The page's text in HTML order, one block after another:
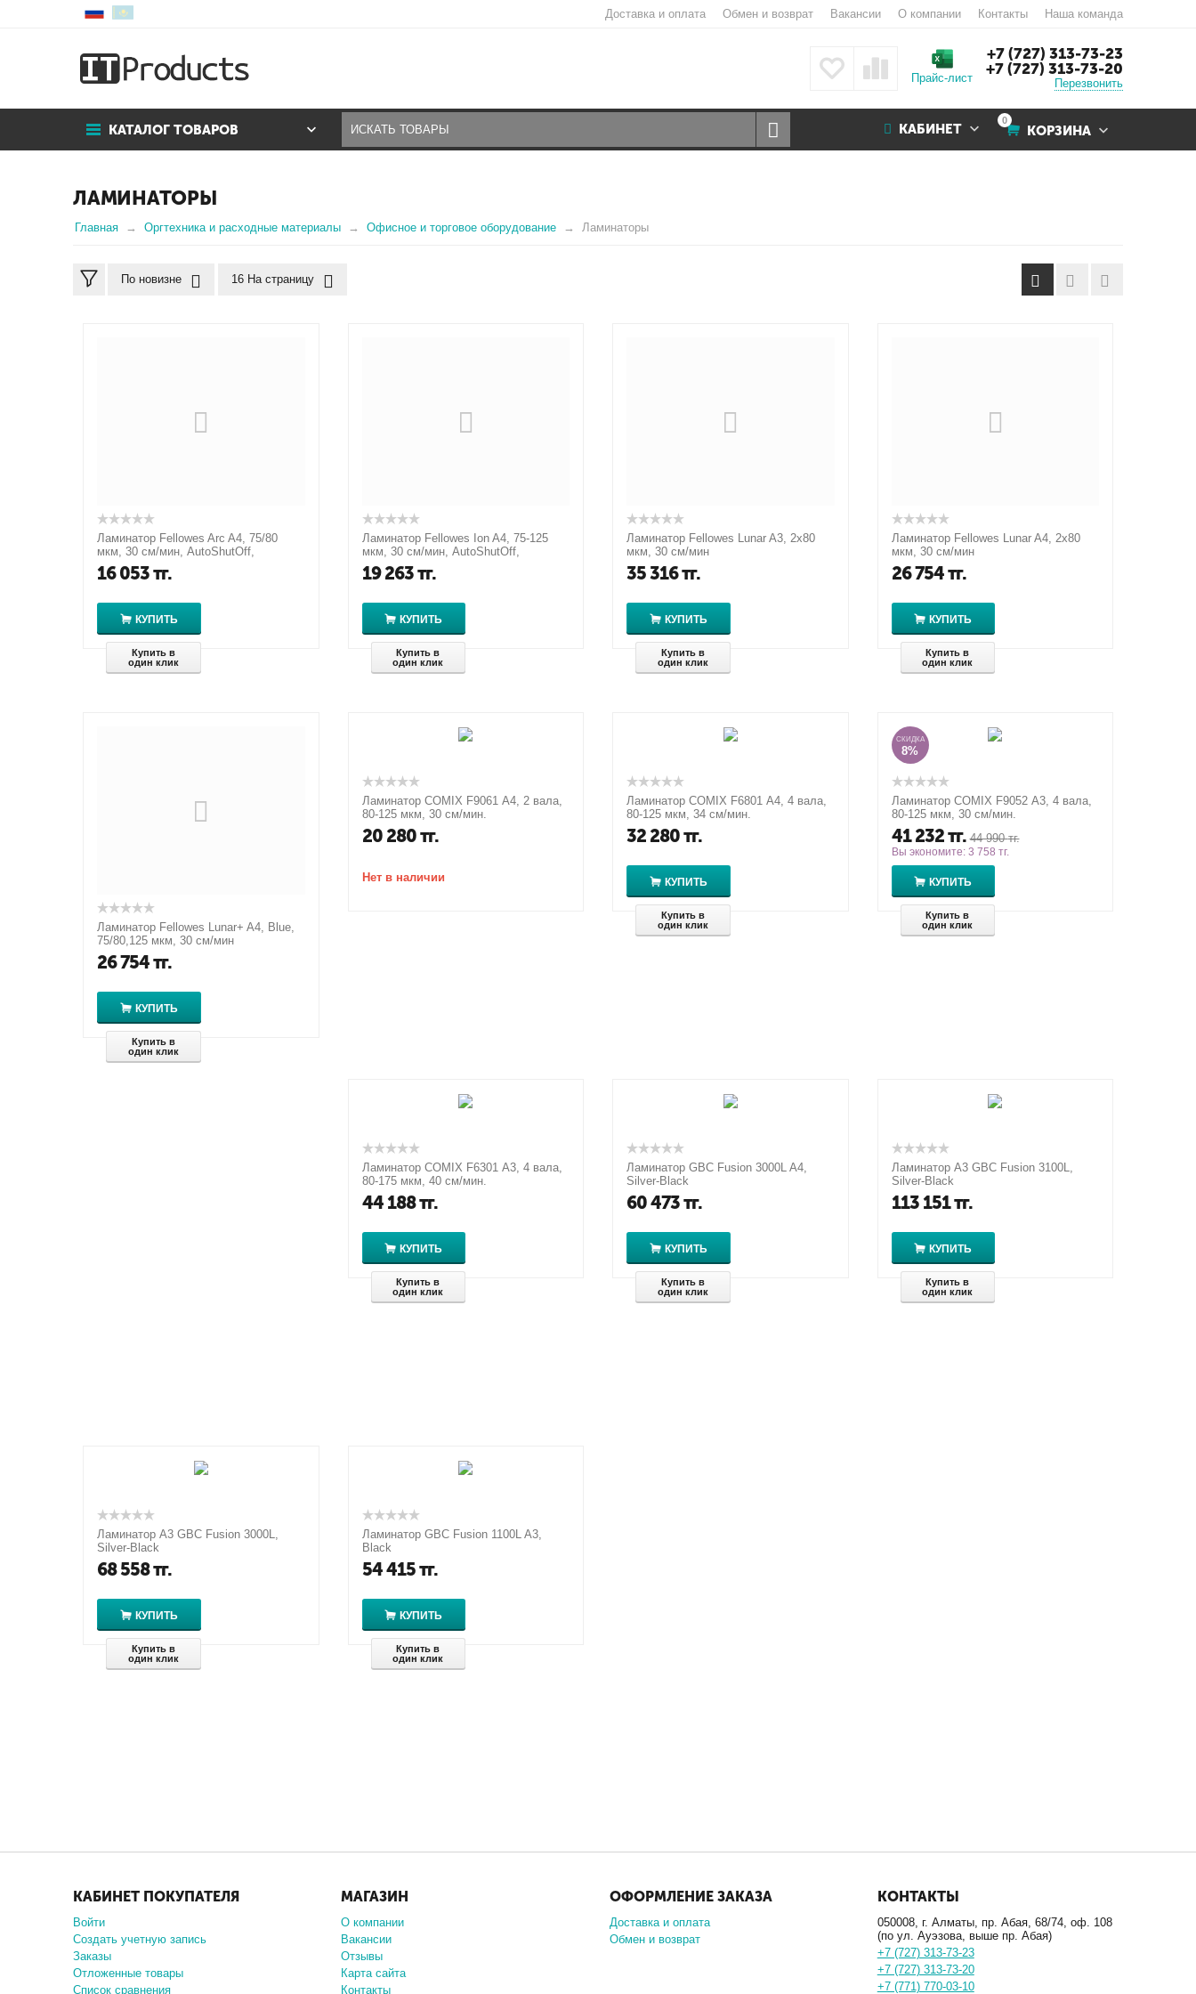
Доставка и оплата Обмен и возврат Вакансии О компании Контакты Наша команда
+7 (727) 313-73-23
+7 (727) 313-73-20
Перезвонить
Прайс-лист
КАТАЛОГ ТОВАРОВ
0
КОРЗИНА
КАБИНЕТ
ЛАМИНАТОРЫ
Главная Оргтехника и расходные материалы Офисное и торговое оборудование Ламинаторы
По новизне 16 На страницу
Ламинатор Fellowes Arc A4, 75/80
мкм, 30 см/мин, AutoShutOff,
механизм освобожд., старт.набор
пленок
16 053тг.
КУПИТЬ
Купить в
один клик
Ламинатор Fellowes Ion A4, 75-125
мкм, 30 см/мин, AutoShutOff,
механизм освобождения, стар
19 263тг.
КУПИТЬ
Купить в
один клик
Ламинатор Fellowes Lunar A3, 2х80
мкм, 30 см/мин
35 316тг.
КУПИТЬ
Купить в
один клик
Ламинатор Fellowes Lunar A4, 2х80
мкм, 30 см/мин
26 754тг.
КУПИТЬ
Купить в
один клик
Ламинатор Fellowes Lunar+ A4, Blue,
75/80,125 мкм, 30 см/мин
26 754тг.
КУПИТЬ
Купить в
один клик
Ламинатор COMIX F9061 А4, 2 вала,
80-125 мкм, 30 см/мин.
20 280тг.
Нет в наличии
Ламинатор COMIX F6801 А4, 4 вала,
80-125 мкм, 34 см/мин.
32 280тг.
КУПИТЬ
Купить в
один клик
СКИДКА
8%
Ламинатор COMIX F9052 А3, 4 вала,
80-125 мкм, 30 см/мин.
41 232тг. 44 990 тг.
Вы экономите: 3 758 тг.
КУПИТЬ
Купить в
один клик
Ламинатор COMIX F6301 А3, 4 вала,
80-175 мкм, 40 см/мин.
44 188тг.
КУПИТЬ
Купить в
один клик
Ламинатор GBC Fusion 3000L A4,
Silver-Black
60 473тг.
КУПИТЬ
Купить в
один клик
Ламинатор A3 GBC Fusion 3100L,
Silver-Black
113 151тг.
КУПИТЬ
Купить в
один клик
Ламинатор A3 GBC Fusion 3000L,
Silver-Black
68 558тг.
КУПИТЬ
Купить в
один клик
Ламинатор GBC Fusion 1100L A3,
Black
54 415тг.
КУПИТЬ
Купить в
один клик
КАБИНЕТ ПОКУПАТЕЛЯ
Войти
Создать учетную запись
Заказы
Отложенные товары
Список сравнения
МАГАЗИН
О компании
Вакансии
Отзывы
Карта сайта
Контакты
ОФОРМЛЕНИЕ ЗАКАЗА
Доставка и оплата
Обмен и возврат
КОНТАКТЫ
050008, г. Алматы, пр. Абая, 68/74, оф. 108
(по ул. Ауэзова, выше пр. Абая)
+7 (727) 313-73-23
+7 (727) 313-73-20
+7 (771) 770-03-10